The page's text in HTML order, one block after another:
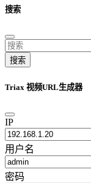
搜索
搜索
Triax 视频URL生成器
IP
用户名
密码